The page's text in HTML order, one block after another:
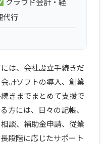
代行
は、会社設立手続きだ
計ソフトの導入、創業
きまでまとめて支援で
方には、日々の記帳、
談、補助金申請、従業
段階に応じたサポート